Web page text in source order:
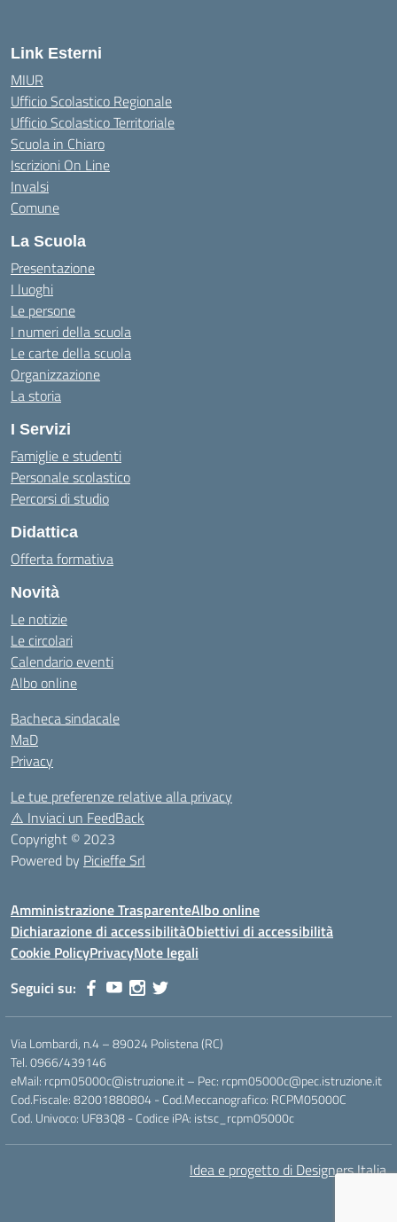
Link Esterni
MIUR
Ufficio Scolastico Regionale
Ufficio Scolastico Territoriale
Scuola in Chiaro
Iscrizioni On Line
Invalsi
Comune
La Scuola
Presentazione
I luoghi
Le persone
I numeri della scuola
Le carte della scuola
Organizzazione
La storia
I Servizi
Famiglie e studenti
Personale scolastico
Percorsi di studio
Didattica
Offerta formativa
Novità
Le notizie
Le circolari
Calendario eventi
Albo online
Bacheca sindacale
MaD
Privacy
Le tue preferenze relative alla privacy
⚠️ Inviaci un FeedBack
Copyright © 2023
Powered by Picieffe Srl
Amministrazione TrasparenteAlbo online
Dichiarazione di accessibilitàObiettivi di accessibilità
Cookie PolicyPrivacyNote legali
Seguici su:
Via Lombardi, n.4 – 89024 Polistena (RC)
Tel. 0966/439146
eMail: rcpm05000c@istruzione.it – Pec: rcpm05000c@pec.istruzione.it
Cod.Fiscale: 82001880804 - Cod.Meccanografico: RCPM05000C
Cod. Univoco: UF83Q8 - Codice iPA: istsc_rcpm05000c
Idea e progetto di Designers Italia